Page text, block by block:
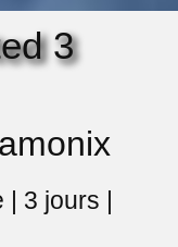
3
| 3 jours |